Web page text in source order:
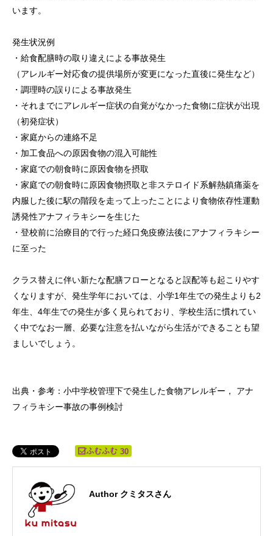
います。
発生状況例
・給食配膳時の取り違えによる事故発生
（アレルギー対応食の提供場所が変更になった直後に発生など）
・調理時の誤りによる事故発生
・それまでにアレルギー症状の自覚がなかった食物に症状が出現
（初発症状）
・家庭からの連絡不足
・加工食品への原因食物の混入可能性
・家庭での朝食時に原因食物を摂取
・家庭での朝食時に原因食物摂取と非ステロイド系解熱鎮痛薬を
内服した後に駅の階段を走って上ったことにより食物依存性運動
誘発性アナフィラキシーを生じた
・登校前に治療目的で行った経口免疫療法後にアナフィラキシー
に至った
クラス替えに伴い新たな配膳フローとなると誤配等も起こりやす
くなりますが、発生学年においては、小学1年生での発生よりも2
年生、4年生での発生が多く見られており、学校生活に慣れてい
く中でなお一層、必要な注意を払いながら生活ができることも望
ましいでしょう。
出典・参考：小中学校管理下で発生した食物アレルギー， アナ
フィラキシー事故の事例検討
30
Author クミタスさん